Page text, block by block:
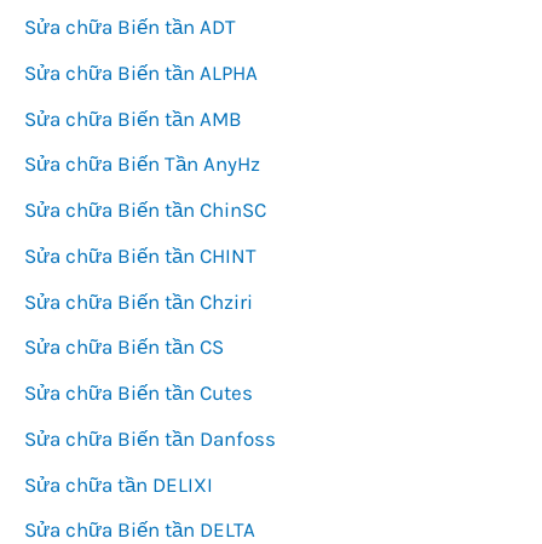
Sửa chữa Biến tần ADT
Sửa chữa Biến tần ALPHA
Sửa chữa Biến tần AMB
Sửa chữa Biến Tần AnyHz
Sửa chữa Biến tần ChinSC
Sửa chữa Biến tần CHINT
Sửa chữa Biến tần Chziri
Sửa chữa Biến tần CS
Sửa chữa Biến tần Cutes
Sửa chữa Biến tần Danfoss
Sửa chữa tần DELIXI
Sửa chữa Biến tần DELTA